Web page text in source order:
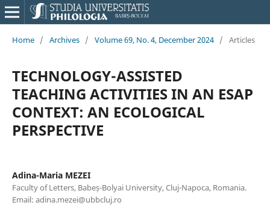
Home / Archives / Volume 69, No. 4, December 2024 / Articles
TECHNOLOGY-ASSISTED
TEACHING ACTIVITIES IN AN ESAP
CONTEXT: AN ECOLOGICAL
PERSPECTIVE
Adina-Maria MEZEI
Faculty of Letters, Babeș-Bolyai University, Cluj-Napoca, Romania.
Email: adina.mezei@ubbcluj.ro